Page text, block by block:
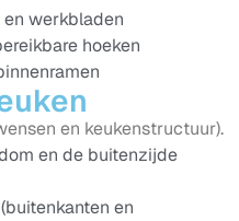
werkbladen
hoeken
en keukenstructuur).
en de buitenzijde
en